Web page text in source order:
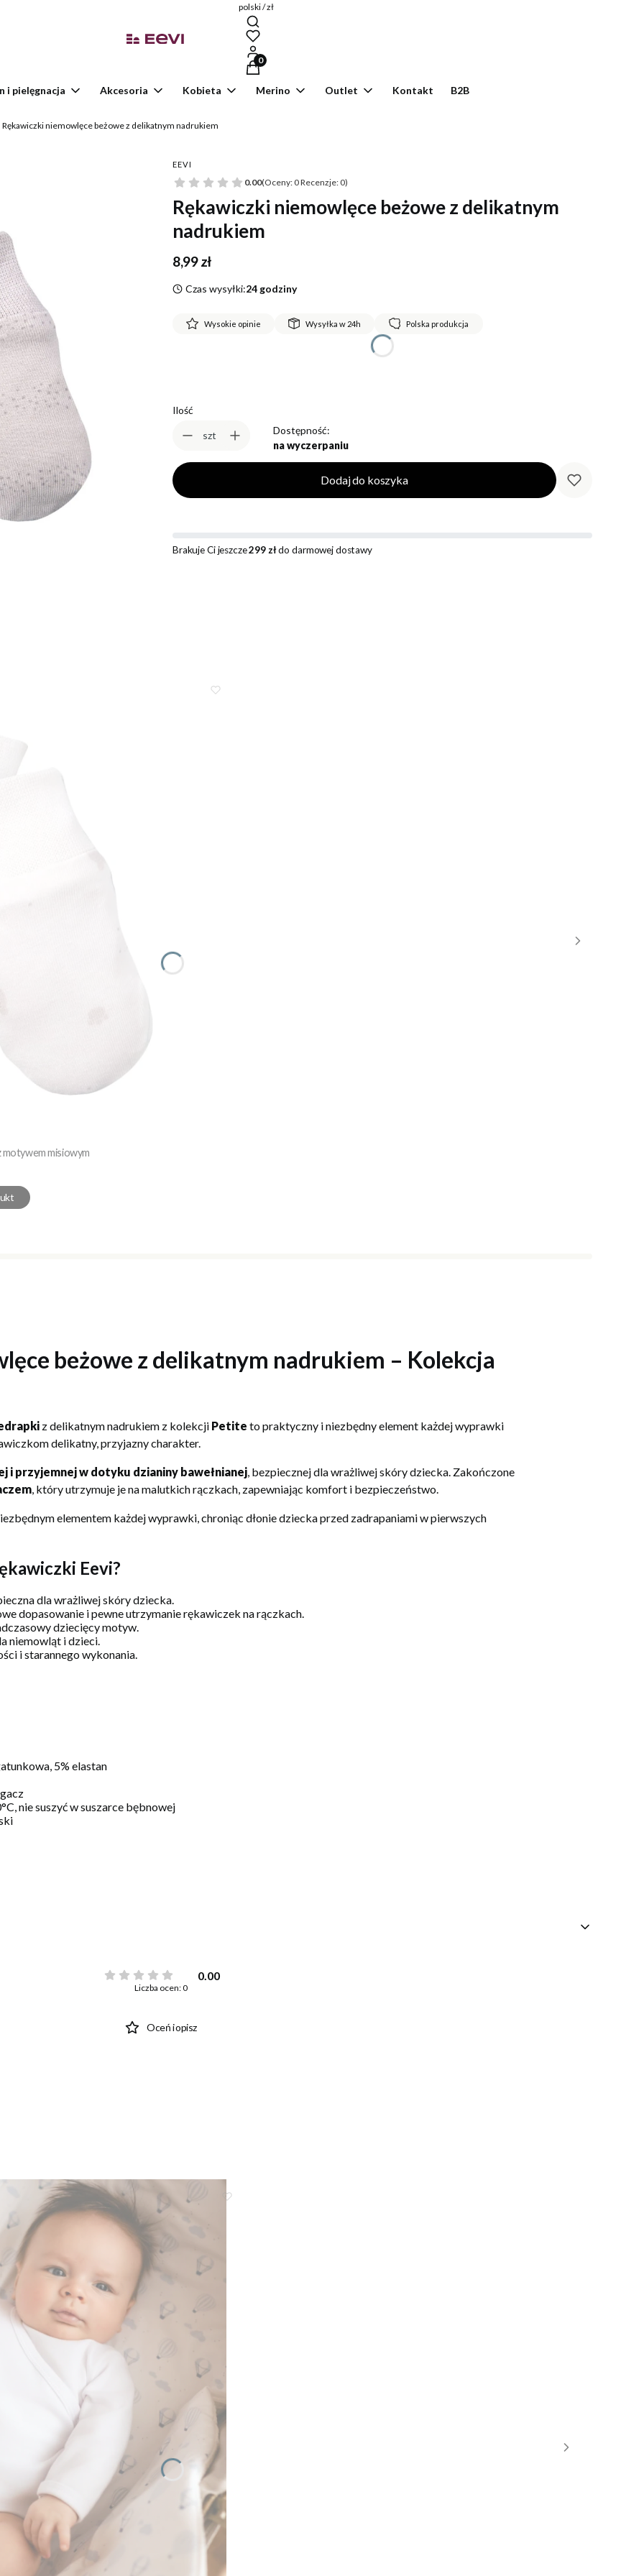
polski / zł
Produkty w koszyku: 0. Zobacz szczegóły
i pielęgnacja Akcesoria Kobieta Merino Outlet Kontakt B2B
Rękawiczki niemowlęce beżowe z delikatnym nadrukiem
EEVI
0.00(Oceny: 0 Recenzje: 0)
Rękawiczki niemowlęce beżowe z delikatnym
nadrukiem
Cena
8,99 zł
Czas wysyłki:24 godziny
Wysokie opinie Wysyłka w 24h Polska produkcja
Ilość
szt
Dostępność:
na wyczerpaniu
Dodaj do koszyka
Brakuje Ci jeszcze299 złdo darmowej dostawy
motywem misiowym
beżowe z delikatnym nadrukiem – Kolekcja
z delikatnym nadrukiem z kolekcji Petite to praktyczny i niezbędny element każdej wyprawki
delikatny, przyjazny charakter.
i przyjemnej w dotyku dzianiny bawełnianej, bezpiecznej dla wrażliwej skóry dziecka. Zakończone
, który utrzymuje je na malutkich rączkach, zapewniając komfort i bezpieczeństwo.
elementem każdej wyprawki, chroniąc dłonie dziecka przed zadrapaniami w pierwszych
Eevi?
dla wrażliwej skóry dziecka.
dopasowanie i pewne utrzymanie rękawiczek na rączkach.
dziecięcy motyw.
niemowląt i dzieci.
i starannego wykonania.
5% elastan
nie suszyć w suszarce bębnowej
0.00
Liczba ocen: 0
Oceń i opisz